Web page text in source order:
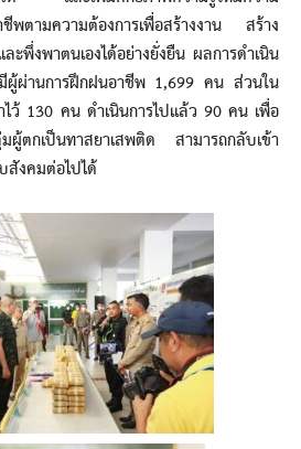
ชีพตามความต้องการเพื่อสร้างงาน สร้าง
ะพึ่งพาตนเองได้อย่างยั่งยืน ผลการดำเนิน
ผ่านการฝึกฝนอาชีพ 1,699 คน ส่วนใน
ว้ 130 คน ดำเนินการไปแล้ว 90 คน เพื่อ
มผู้ตกเป็นทาสยาเสพติด สามารถกลับเข้า
งคมต่อไปได้